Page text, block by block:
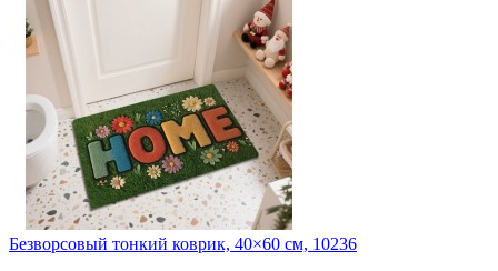
Безворсовый тонкий коврик, 40×60 см, 10236